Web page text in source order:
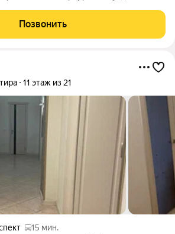
прoстранcтво для жизни и рaбoты!
на
Позвонить
11 этаж из 21
15 мин.